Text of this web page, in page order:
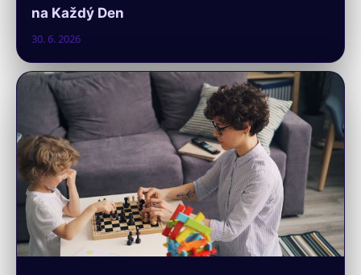
na Každý Den
30. 6. 2026